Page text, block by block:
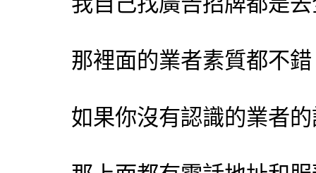
那裡面的業者素質都不錯
如果你沒有認識的業者